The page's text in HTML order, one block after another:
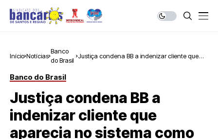
Início Notícias
Banco
do Brasil
Justiça condena BB a indenizar cliente que
Banco do Brasil
Justiça condena BB a
indenizar cliente que
aparecia no sistema como